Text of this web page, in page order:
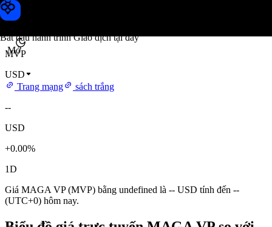
Bắt đầu hành trình Giao dịch tại đây
Mở
Giá MAGA VP
MVP
USD
Trang mạng
sách trắng
--
USD
+0.00%
1D
Giá MAGA VP (MVP) bằng undefined là -- USD tính đến --
(UTC+0) hôm nay.